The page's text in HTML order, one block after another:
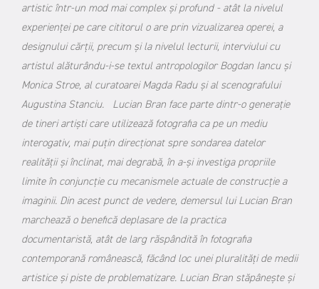
artistic într-un mod mai complex și profund - atât la nivelul
experienței pe care cititorul o are prin vizualizarea operei, a
designului cărții, precum și la nivelul lecturii, interviului cu
artistul alăturându-i-se textul antropologilor Bogdan Iancu și
Monica Stroe, al curatoarei Magda Radu și al scenografului
Augustina Stanciu. Lucian Bran face parte dintr-o generație
de tineri artiști care utilizează fotografia ca pe un mediu
interogativ, mai puțin direcționat spre sondarea datelor
realității și înclinat, mai degrabă, în a-și investiga propriile
limite în conjuncție cu mecanismele actuale de construcție a
imaginii. Din acest punct de vedere, demersul lui Lucian Bran
marchează o benefică deplasare de la practica
documentaristă, atât de larg răspândită în fotografia
contemporană românească, făcând loc unei pluralități de medii
artistice și piste de problematizare. Lucian Bran stăpânește și